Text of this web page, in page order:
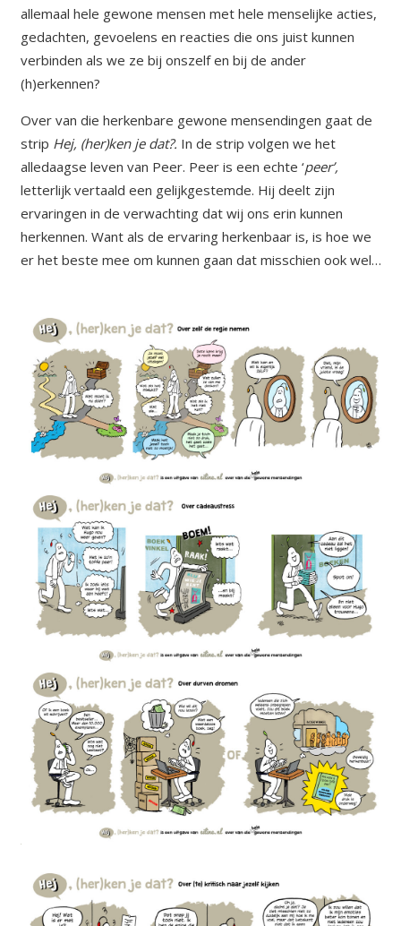
allemaal hele gewone mensen met hele menselijke acties,
gedachten, gevoelens en reacties die ons juist kunnen
verbinden als we ze bij onszelf en bij de ander
(h)erkennen?
Over van die herkenbare gewone mensendingen gaat de
strip Hej, (her)ken je dat?. In de strip volgen we het
alledaagse leven van Peer. Peer is een echte ‘peer’,
letterlijk vertaald een gelijkgestemde. Hij deelt zijn
ervaringen in de verwachting dat wij ons erin kunnen
herkennen. Want als de ervaring herkenbaar is, is hoe we
er het beste mee om kunnen gaan dat misschien ook wel…